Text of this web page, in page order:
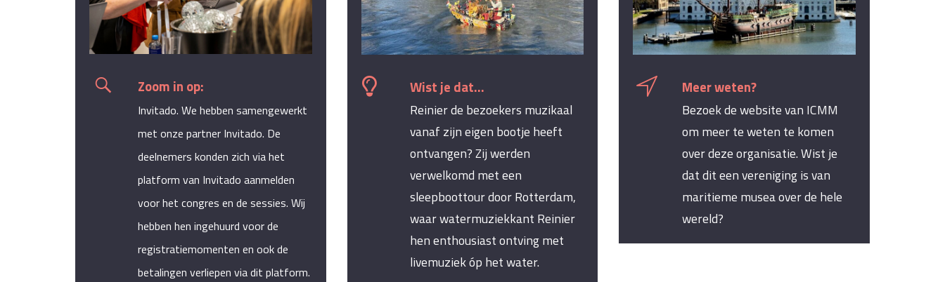
Zoom in op:
Invitado. We hebben samengewerkt
met onze partner Invitado. De
deelnemers konden zich via het
platform van Invitado aanmelden
voor het congres en de sessies. Wij
hebben hen ingehuurd voor de
registratiemomenten en ook de
betalingen verliepen via dit platform.
Wist je dat...
Reinier de bezoekers muzikaal
vanaf zijn eigen bootje heeft
ontvangen? Zij werden
verwelkomd met een
sleepboottour door Rotterdam,
waar watermuziekkant Reinier
hen enthousiast ontving met
livemuziek óp het water.
Meer weten?
Bezoek de website van ICMM
om meer te weten te komen
over deze organisatie. Wist je
dat dit een vereniging is van
maritieme musea over de hele
wereld?